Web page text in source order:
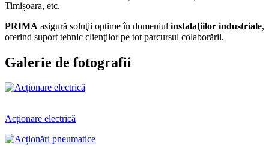
Timișoara, etc.
PRIMA asigură soluţii optime în domeniul instalaţiilor industriale,
oferind suport tehnic clienţilor pe tot parcursul colaborării.
Galerie de fotografii
Acționare electrică